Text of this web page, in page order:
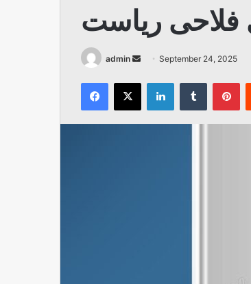
فلاحی ریاست
admin
Send
email
September 24, 2025
Facebook
X LinkedInTumblr